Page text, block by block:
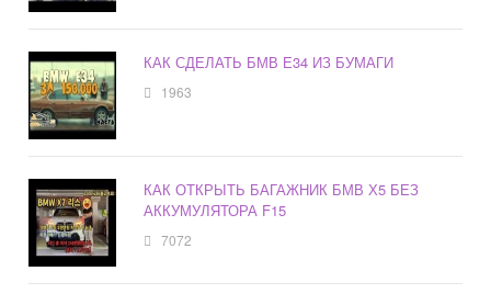
КАК СДЕЛАТЬ БМВ Е34 ИЗ БУМАГИ
1963
КАК ОТКРЫТЬ БАГАЖНИК БМВ Х5 БЕЗ
АККУМУЛЯТОРА F15
7072